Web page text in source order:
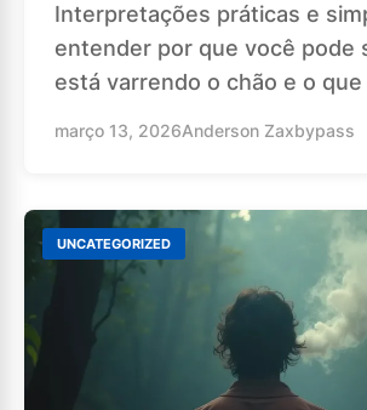
Interpretações práticas e
entender por que você pode
está varrendo o chão e o
março 13, 2026Anderson Zaxbypass
UNCATEGORIZED